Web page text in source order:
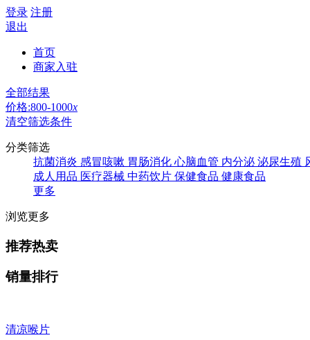
登录 注册
退出
首页
商家入驻
全部结果
价格:800-1000x
清空筛选条件
分类筛选
抗菌消炎 感冒咳嗽 胃肠消化 心脑血管 内分泌 泌尿生殖
成人用品 医疗器械 中药饮片 保健食品 健康食品
更多
浏览更多
推荐热卖
销量排行
清凉喉片